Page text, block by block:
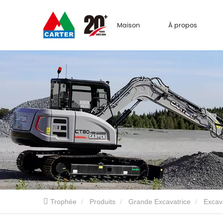
Maison À propos
Trophée Produits Grande Excavatrice